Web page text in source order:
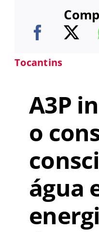
Tocantins
A3P
o
água